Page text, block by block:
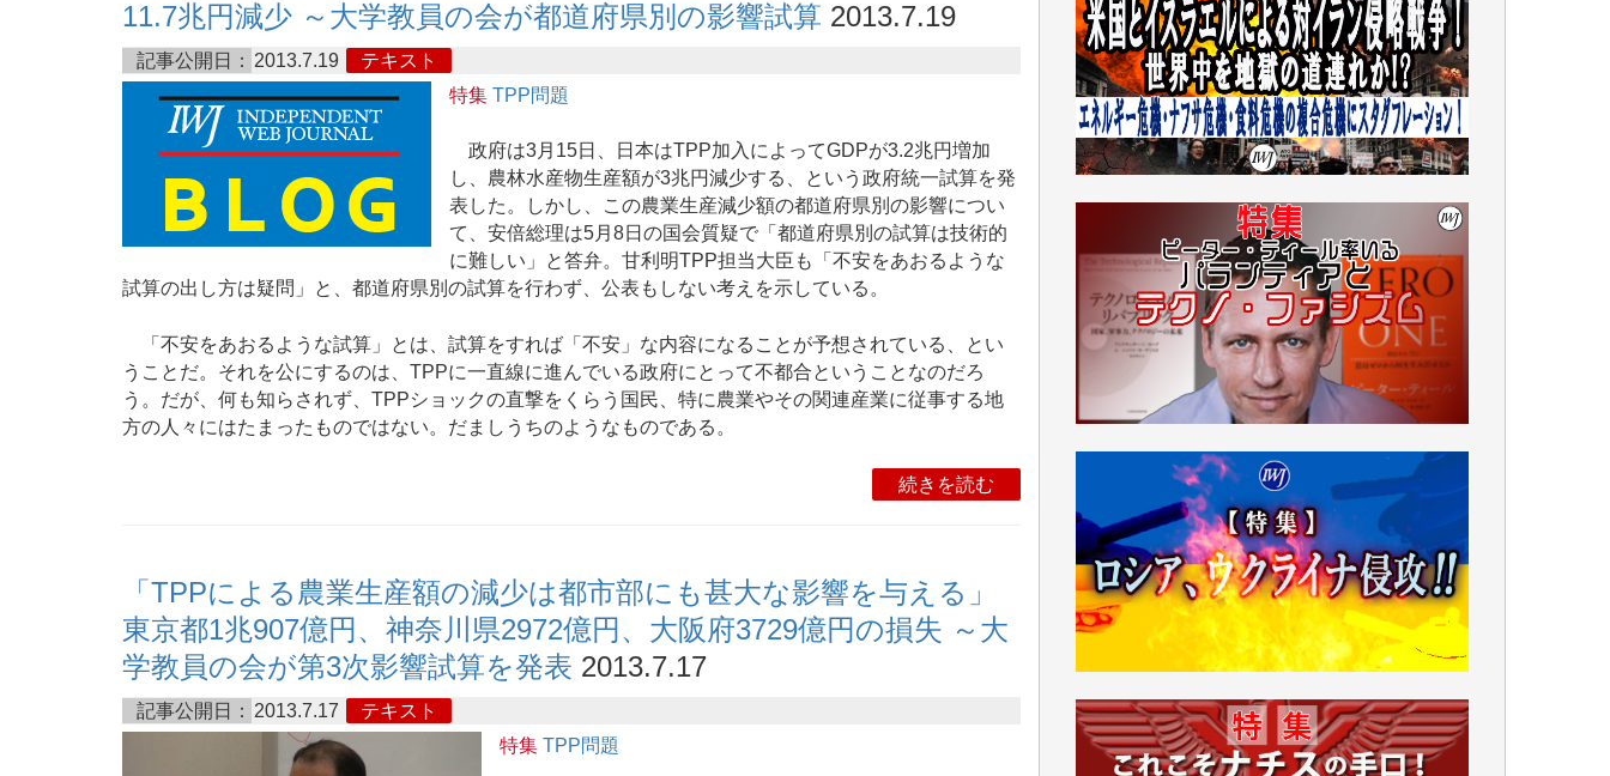
11.7兆円減少 ～大学教員の会が都道府県別の影響試算 2013.7.19
記事公開日： 2013.7.19
テキスト
特集 TPP問題
政府は3月15日、日本はTPP加入によってGDPが3.2兆円増加
し、農林水産物生産額が3兆円減少する、という政府統一試算を発
表した。しかし、この農業生産減少額の都道府県別の影響につい
て、安倍総理は5月8日の国会質疑で「都道府県別の試算は技術的
に難しい」と答弁。甘利明TPP担当大臣も「不安をあおるような
試算の出し方は疑問」と、都道府県別の試算を行わず、公表もしない考えを示している。
「不安をあおるような試算」とは、試算をすれば「不安」な内容になることが予想されている、とい
うことだ。それを公にするのは、TPPに一直線に進んでいる政府にとって不都合ということなのだろ
う。だが、何も知らされず、TPPショックの直撃をくらう国民、特に農業やその関連産業に従事する地
方の人々にはたまったものではない。だましうちのようなものである。
続きを読む
「TPPによる農業生産額の減少は都市部にも甚大な影響を与える」
東京都1兆907億円、神奈川県2972億円、大阪府3729億円の損失 ～大
学教員の会が第3次影響試算を発表 2013.7.17
記事公開日： 2013.7.17
テキスト
特集 TPP問題